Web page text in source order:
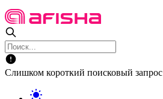
Слишком короткий поисковый запрос